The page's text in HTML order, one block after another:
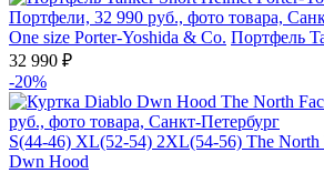
One size Porter-Yoshida & Co. Портфель
32 990 ₽
-20%
S(44-46) XL(52-54) 2XL(54-56) The North
Dwn Hood